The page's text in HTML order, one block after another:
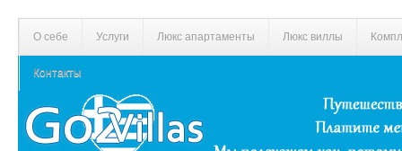
О себе Услуги Люкс апартаменты Люкс виллы
Контакты